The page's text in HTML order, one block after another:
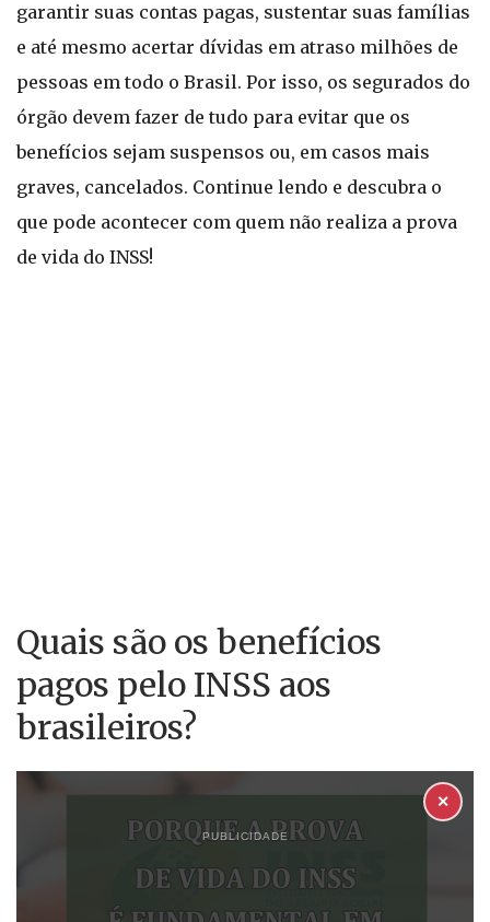
garantir suas contas pagas, sustentar suas famílias
e até mesmo acertar dívidas em atraso milhões de
pessoas em todo o Brasil. Por isso, os segurados do
órgão devem fazer de tudo para evitar que os
benefícios sejam suspensos ou, em casos mais
graves, cancelados. Continue lendo e descubra o
que pode acontecer com quem não realiza a prova
de vida do INSS!
Quais são os benefícios
pagos pelo INSS aos
brasileiros?
PUBLICIDADE
✕